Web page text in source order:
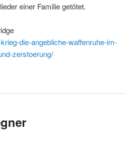
einer Familie getötet.
die-angebliche-waffenruhe-im-
zerstoerung/